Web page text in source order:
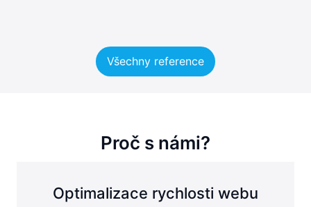
Všechny reference
Proč s námi?
Optimalizace rychlosti webu